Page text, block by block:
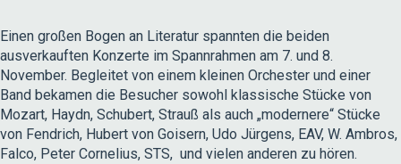
Einen großen Bogen an Literatur spannten die beiden
ausverkauften Konzerte im Spannrahmen am 7. und 8.
November. Begleitet von einem kleinen Orchester und einer
Band bekamen die Besucher sowohl klassische Stücke von
Mozart, Haydn, Schubert, Strauß als auch „modernere“ Stücke
von Fendrich, Hubert von Goisern, Udo Jürgens, EAV, W. Ambros,
Falco, Peter Cornelius, STS, und vielen anderen zu hören.